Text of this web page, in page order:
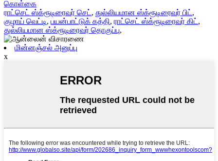
கொள்கை
ராட்செட் ஸ்க்ரூடிரைவர் செட் , துல்லியமான ஸ்க்ரூடிரைவர் பிட் ,
குழாய் வெட்டி, பயன்பாட்டுக் கத்தி, ராட்செட் ஸ்க்ரூடிரைவர் கிட் ,
துல்லியமான ஸ்க்ரூடிரைவர் தொகுப்பு,
மின்னஞ்சல் அனுப்பு
x